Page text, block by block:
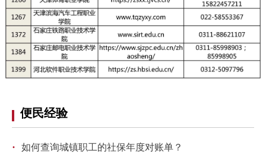
便民经验
· 如何查询城镇职工的社保年度对账单？